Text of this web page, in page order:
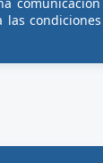
las